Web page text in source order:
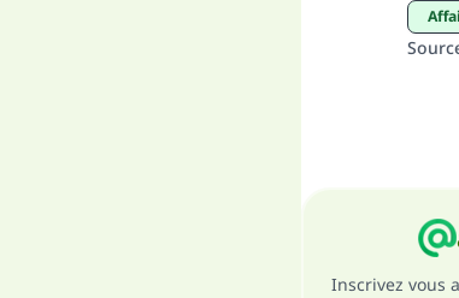
Inscrivez vous